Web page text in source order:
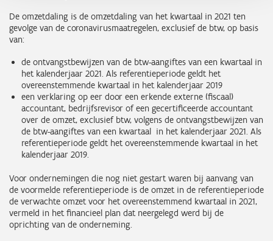
De omzetdaling is de omzetdaling van het kwartaal in 2021 ten
gevolge van de coronavirusmaatregelen, exclusief de btw, op basis
van:
de ontvangstbewijzen van de btw-aangiftes van een kwartaal in
het kalenderjaar 2021. Als referentieperiode geldt het
overeenstemmende kwartaal in het kalenderjaar 2019
een verklaring op eer door een erkende externe (fiscaal)
accountant, bedrijfsrevisor of een gecertificeerde accountant
over de omzet, exclusief btw, volgens de ontvangstbewijzen van
de btw-aangiftes van een kwartaal in het kalenderjaar 2021. Als
referentieperiode geldt het overeenstemmende kwartaal in het
kalenderjaar 2019.
Voor ondernemingen die nog niet gestart waren bij aanvang van
de voormelde referentieperiode is de omzet in de referentieperiode
de verwachte omzet voor het overeenstemmend kwartaal in 2021,
vermeld in het financieel plan dat neergelegd werd bij de
oprichting van de onderneming.